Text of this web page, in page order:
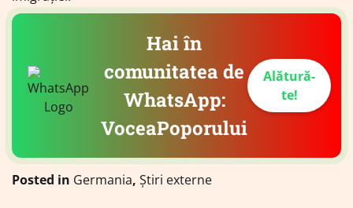
Hai în
comunitatea de
WhatsApp:
VoceaPoporului
Alătură-
te!
Posted in Germania, Știri externe